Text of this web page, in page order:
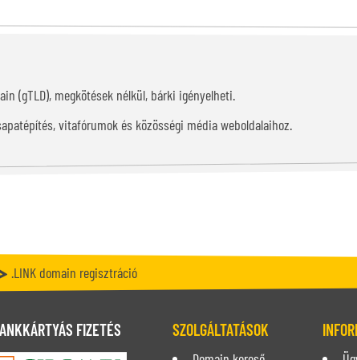
(gTLD), megkötések nélkül, bárki igényelheti.
vitafórumok és közösségi média weboldalaihoz.
.LINK domain regisztráció
FIZETÉS SZOLGÁLTATÁSOK